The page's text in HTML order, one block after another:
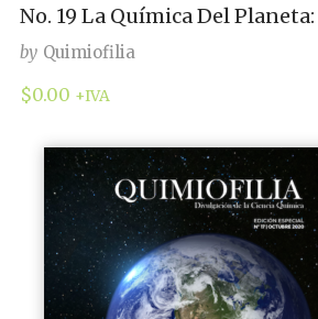
No. 19 La Química Del
by Quimiofilia
$0.00 +IVA